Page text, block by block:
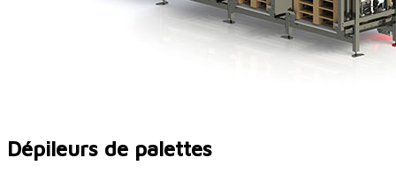
Dépileurs de palettes